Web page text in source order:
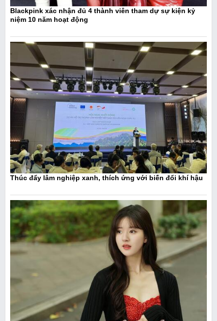
Blackpink xác nhận đủ 4 thành viên tham dự sự kiện kỷ
niệm 10 năm hoạt động
Thúc đẩy lâm nghiệp xanh, thích ứng với biến đổi khí hậu